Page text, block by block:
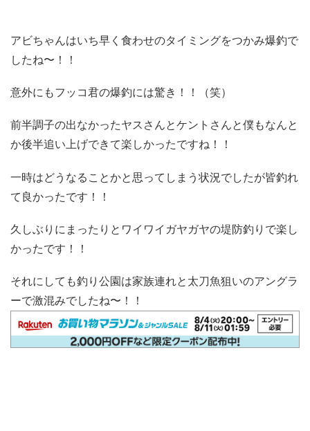
アビちゃんはいち早く食わせのタイミングをつかみ爆釣で
したね〜！！
意外にもフッコ君の爆釣には驚き！！（笑）
前半調子の出なかったヤスさんとケントさんと僕もなんと
か後半追い上げできて楽しかったですね！！
一時はどうなることかと思ってしまう状況でしたが皆釣れ
て良かったです！！
久しぶりにまったりとワイワイガヤガヤの堤防釣りで楽し
かったです！！
それにしても釣り公園は家族連れと太刀魚狙いのアングラ
ーで激混みでしたね〜！！